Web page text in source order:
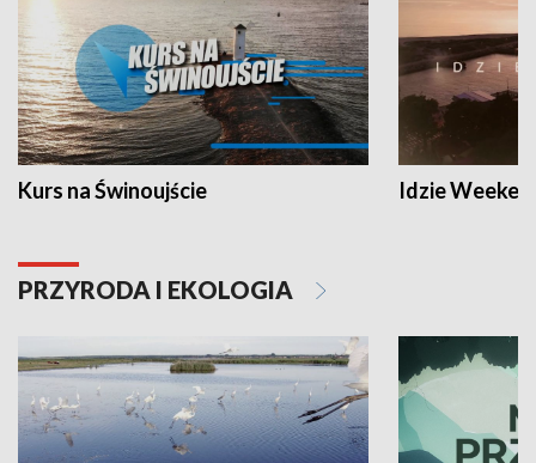
Kurs na Świnoujście Idzie
PRZYRODA I EKOLOGIA